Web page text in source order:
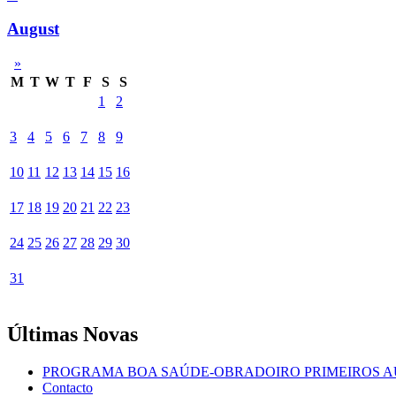
August
»
M T W T F S
S
1
2
3 4 5 6 7 8 9
10 11 12 13 14 15 16
17 18 19 20 21 22 23
24 25 26 27 28 29 30
31
Últimas Novas
PROGRAMA BOA SAÚDE-OBRADOIRO PRIMEIROS
Contacto